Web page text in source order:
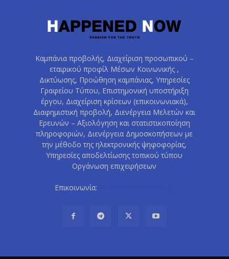
Καμπάνια προβολής, Διαχείριση προσωπικού –
εταιρικού προφίλ Μέσων Κοινωνικής ,
Δικτύωσης, Προώθηση καμπάνιας, Υπηρεσίες
Γραφείου Τύπου, Επιστημονική υποστήριξη
έργου, Διαχείριση κρίσεων (επικοινωνιακά),
Διαφημιστική προβολή, Διενέργεια Μελετών και
Ερευνών – Αξιολόγηση και στατιστικοποίηση
πληροφοριών, Διενέργεια Δημοσκοπήσεων με
την μέθοδο της ηλεκτρονικής ψηφοφορίας,
Υπηρεσίες αποδελτίωσης τοπικού τύπου
Οργάνωση επιχειρήσεων
Επικοινωνία: